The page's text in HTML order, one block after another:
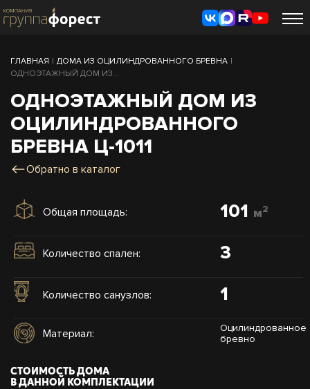
ГЛАВНАЯ | ДОМА ИЗ ОЦИЛИНДРОВАННОГО БРЕВНА |
ОДНОЭТАЖНЫЙ ДОМ ИЗ...
ОДНОЭТАЖНЫЙ ДОМ ИЗ
ОЦИЛИНДРОВАННОГО
БРЕВНА Ц-1011
Обратно в каталог
Общая площадь: 101 м2
Количество спален: 3
Количество санузлов: 1
Материал:
Оцилиндрованное
бревно
СТОИМОСТЬ ДОМА
В ДАННОЙ КОМПЛЕКТАЦИИ